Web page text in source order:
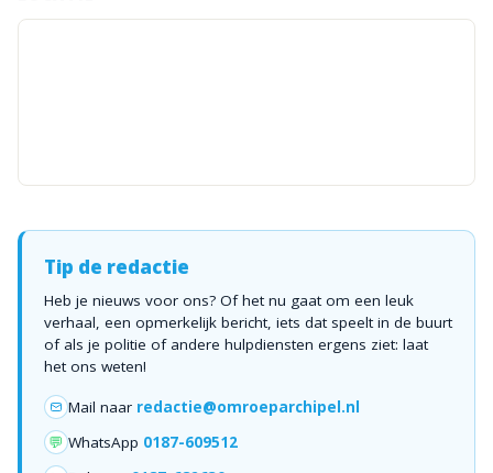
Tip de redactie
Heb je nieuws voor ons? Of het nu gaat om een leuk
verhaal, een opmerkelijk bericht, iets dat speelt in de buurt
of als je politie of andere hulpdiensten ergens ziet: laat
het ons weten!
Mail naar redactie@omroeparchipel.nl
💬 WhatsApp 0187-609512